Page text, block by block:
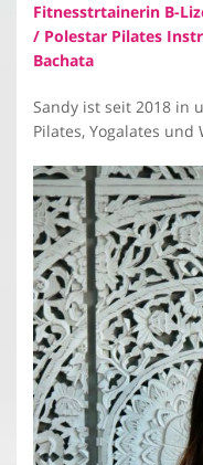
Fitnesstrtainerin B-
/ Polestar Pilates
Bachata
Sandy ist seit 2018 in
Pilates, Yogalates und